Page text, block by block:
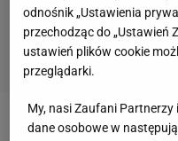
Zobacz wideoBędzie
odnośnik „Ustawienia
przechodząc do „Ustawień
ustawień plików cookie
przeglądarki.
My, nasi Zaufani
dane osobowe w